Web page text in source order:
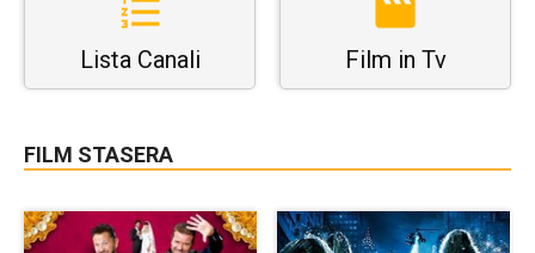
Lista Canali Film in Tv
FILM STASERA